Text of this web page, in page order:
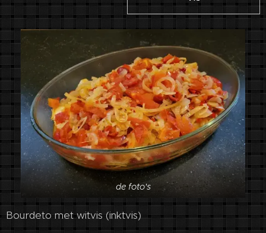
de foto's
Bourdeto met witvis (inktvis)